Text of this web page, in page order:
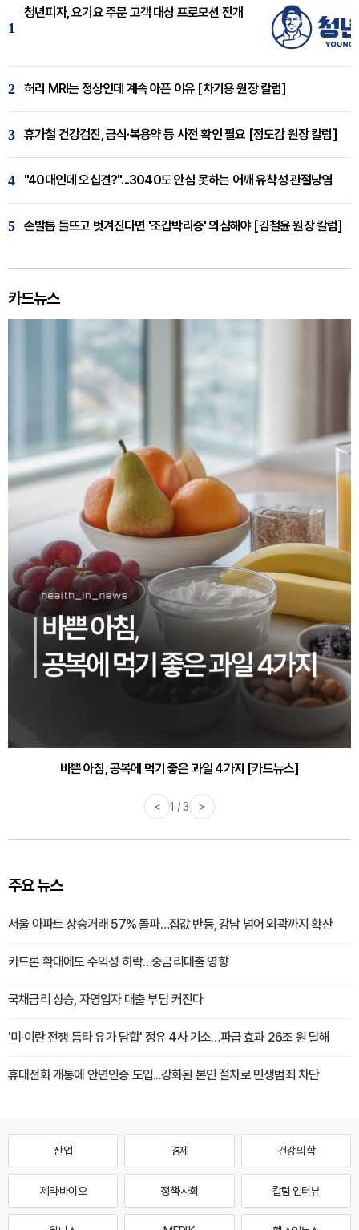
1
청년피자, 요기요 주문 고객 대상 프로모션 전개
2 허리 MRI는 정상인데 계속 아픈 이유 [차기용 원장 칼럼]
3 휴가철 건강검진, 금식·복용약 등 사전 확인 필요 [정도감 원장 칼럼]
4 "40대인데 오십견?"...3040도 안심 못하는 어깨 유착성 관절낭염
5 손발톱 들뜨고 벗겨진다면 '조갑박리증' 의심해야 [김철윤 원장 칼럼]
카드뉴스
바쁜 아침, 공복에 먹기 좋은 과일 4가지 [카드뉴스]
< 1 / 3 >
주요 뉴스
서울 아파트 상승거래 57% 돌파…집값 반등, 강남 넘어 외곽까지 확산
카드론 확대에도 수익성 하락…중금리대출 영향
국채금리 상승, 자영업자 대출 부담 커진다
'미·이란 전쟁 틈타 유가 담합' 정유 4사 기소…파급 효과 26조 원 달해
휴대전화 개통에 안면인증 도입...강화된 본인 절차로 민생범죄 차단
산업 경제 건강·의학
제약·바이오 정책·사회 칼럼·인터뷰